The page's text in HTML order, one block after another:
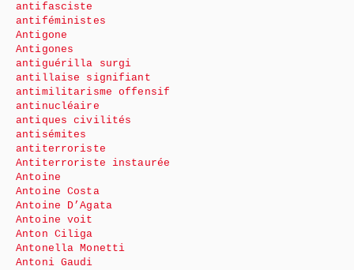
antifasciste
antiféministes
Antigone
Antigones
antiguérilla surgi
antillaise signifiant
antimilitarisme offensif
antinucléaire
antiques civilités
antisémites
antiterroriste
Antiterroriste instaurée
Antoine
Antoine Costa
Antoine D’Agata
Antoine voit
Anton Ciliga
Antonella Monetti
Antoni Gaudi